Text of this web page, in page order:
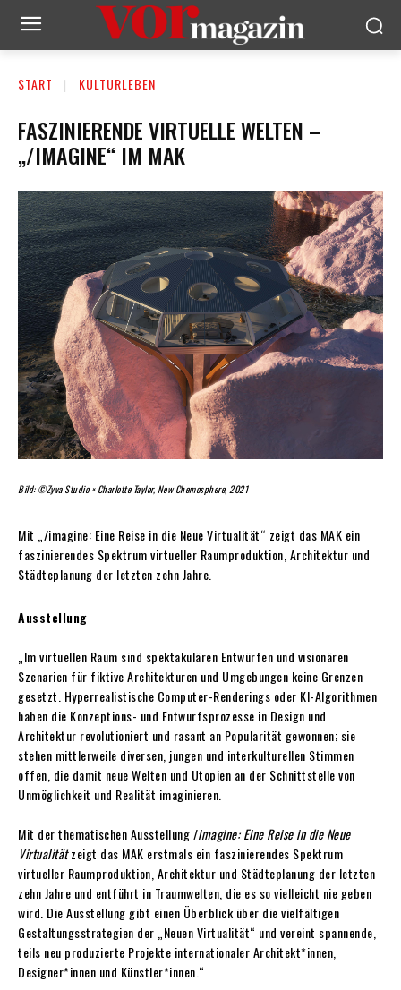
START KULTURLEBEN
FASZINIERENDE VIRTUELLE WELTEN –
„/IMAGINE“ IM MAK
Bild: ©Zyva Studio × Charlotte Taylor, New Chemosphere, 2021
Mit „/imagine: Eine Reise in die Neue Virtualität“ zeigt das MAK ein
faszinierendes Spektrum virtueller Raumproduktion, Architektur und
Städteplanung der letzten zehn Jahre.
Ausstellung
„Im virtuellen Raum sind spektakulären Entwürfen und visionären
Szenarien für fiktive Architekturen und Umgebungen keine Grenzen
gesetzt. Hyperrealistische Computer-Renderings oder KI-Algorithmen
haben die Konzeptions- und Entwurfsprozesse in Design und
Architektur revolutioniert und rasant an Popularität gewonnen; sie
stehen mittlerweile diversen, jungen und interkulturellen Stimmen
offen, die damit neue Welten und Utopien an der Schnittstelle von
Unmöglichkeit und Realität imaginieren.
Mit der thematischen Ausstellung /imagine: Eine Reise in die Neue
Virtualitätzeigt das MAK erstmals ein faszinierendes Spektrum
virtueller Raumproduktion, Architektur und Städteplanung der letzten
zehn Jahre und entführt in Traumwelten, die es so vielleicht nie geben
wird. Die Ausstellung gibt einen Überblick über die vielfältigen
Gestaltungsstrategien der „Neuen Virtualität“ und vereint spannende,
teils neu produzierte Projekte internationaler Architekt*innen,
Designer*innen und Künstler*innen.“